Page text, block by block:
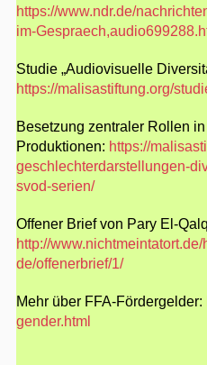
https://www.ndr.de/
im-
Studie „Audiovisuelle
https://malisastiftung.org/
Besetzung zentraler Rollen
Produktionen: https://
geschlechterdarstellungen-
svod-serien/
Offener Brief von Pary El-
http://
de/offenerbrief/1/
Mehr über FFA-Fördergelder:
gender.html